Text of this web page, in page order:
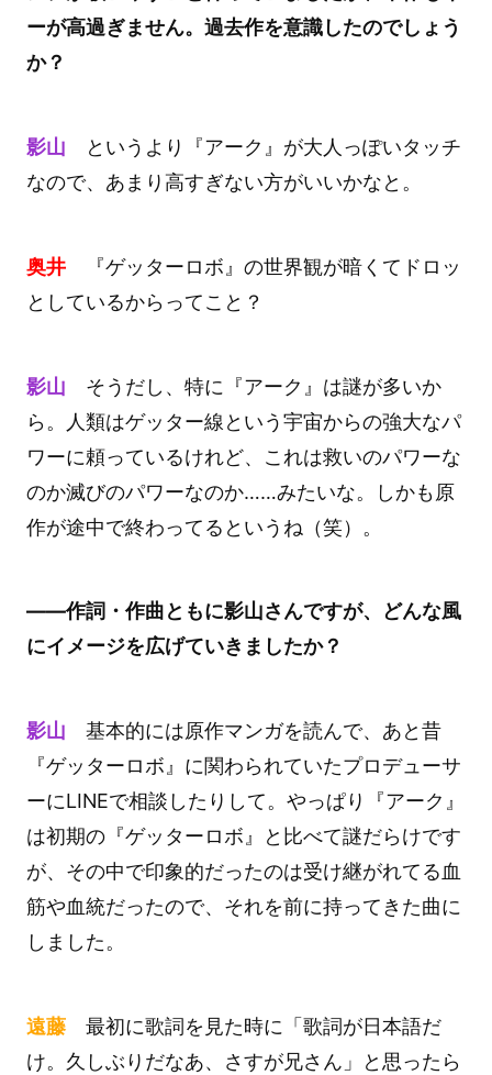
ーが高過ぎません。過去作を意識したのでしょう
か？
影山 というより『アーク』が大人っぽいタッチ
なので、あまり高すぎない方がいいかなと。
奥井『ゲッターロボ』の世界観が暗くてドロッ
としているからってこと？
影山 そうだし、特に『アーク』は謎が多いか
ら。人類はゲッター線という宇宙からの強大なパ
ワーに頼っているけれど、これは救いのパワーな
のか滅びのパワーなのか……みたいな。しかも原
作が途中で終わってるというね（笑）。
――作詞・作曲ともに影山さんですが、どんな風
にイメージを広げていきましたか？
影山 基本的には原作マンガを読んで、あと昔
『ゲッターロボ』に関わられていたプロデューサ
ーにLINEで相談したりして。やっぱり『アーク』
は初期の『ゲッターロボ』と比べて謎だらけです
が、その中で印象的だったのは受け継がれてる血
筋や血統だったので、それを前に持ってきた曲に
しました。
遠藤最初に歌詞を見た時に「歌詞が日本語だ
け。久しぶりだなあ、さすが兄さん」と思ったら